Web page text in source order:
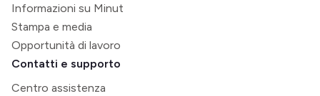
Informazioni su Minut
Stampa e media
Opportunità di lavoro
Contatti e supporto
Centro assistenza